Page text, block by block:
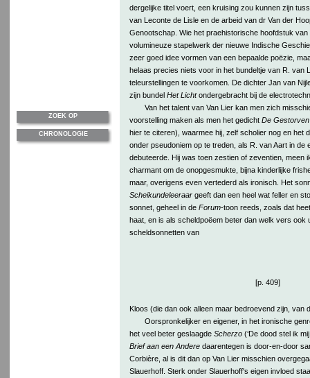
dergelijke titel voert, een kruising zou kunnen zijn
van Leconte de Lisle en de arbeid van dr Van der
Genootschap. Wie het praehistorische hoofdstuk van
volumineuze stapelwerk der nieuwe Indische
zeer goed idee vormen van een bepaalde poëzie,
helaas precies niets voor in het bundeltje van R. van
teleurstellingen te voorkomen. De dichter Jan van
zijn bundel Het Lichtondergebracht bij de
Van het talent van Van Lier kan men zich
voorstelling maken als men het gedicht De
hier te citeren), waarmee hij, zelf scholier nog en het
onder pseudoniem op te treden, als R. van Aart in de
debuteerde. Hij was toen zestien of zeventien, meen
charmant om de onopgesmukte, bijna kinderlijke
maar, overigens even vertederd als ironisch. Het
Scheikundeleeraargeeft dan een heel wat feller en
sonnet, geheel in de Forum-toon reeds, zoals dat
haat, en is als scheldpoëem beter dan welk vers ook
scheldsonnetten van
[p. 409]
Kloos (die dan ook alleen maar bedroevend zijn, van
Oorspronkelijker en eigener, in het ironische
het veel beter geslaagde Scherzo(‘De dood stel ik
Brief aan een Anderedaarentegen is door-en-door
Corbière, al is dit dan op Van Lier misschien
Slauerhoff. Sterk onder Slauerhoff's eigen invloed
ZOEK OP
CHRONOLOGIE